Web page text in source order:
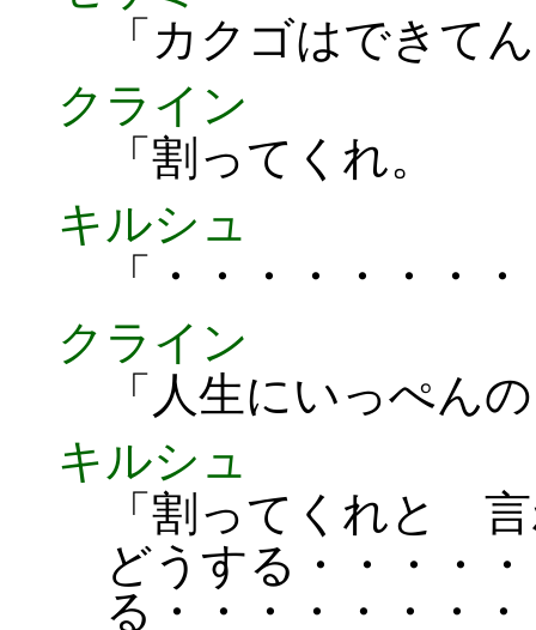
「カクゴはできて
クライン
「割ってくれ。
キルシュ
「・・・・・・・
クライン
「人生にいっぺん
キルシュ
「割ってくれと
どうする・・・・
る・・・・・・・